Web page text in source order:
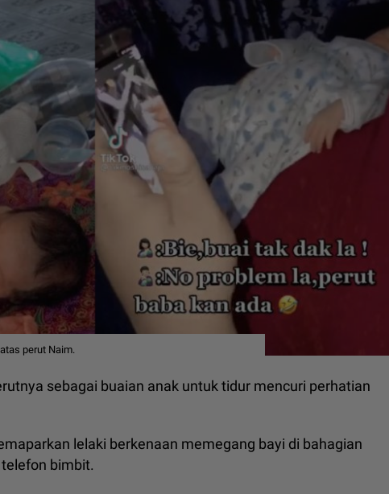
perut Naim.
sebagai buaian anak untuk tidur mencuri perhatian
lelaki berkenaan memegang bayi di bahagian
bimbit.